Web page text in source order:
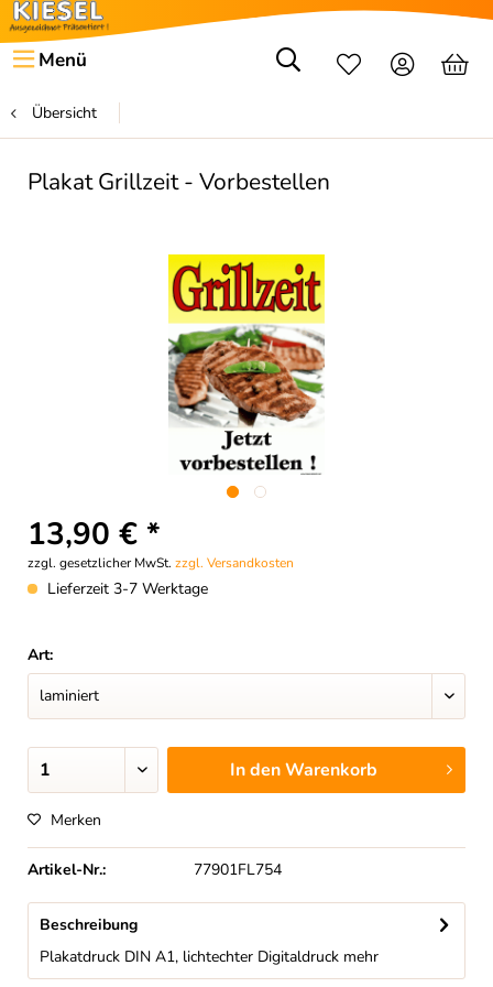
Menü
Übersicht
Plakat Grillzeit - Vorbestellen
13,90 € *
zzgl. gesetzlicher MwSt. zzgl. Versandkosten
Lieferzeit 3-7 Werktage
Art:
In denWarenkorb
Merken
Artikel-Nr.: 77901FL754
Beschreibung
Plakatdruck DIN A1, lichtechter Digitaldruck mehr